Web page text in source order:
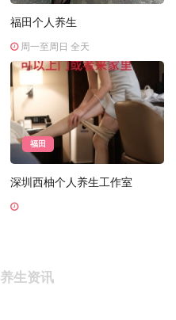
福田个人养生
周一至周日 全天
福田
深圳西柚个人养生工作室
养生资讯